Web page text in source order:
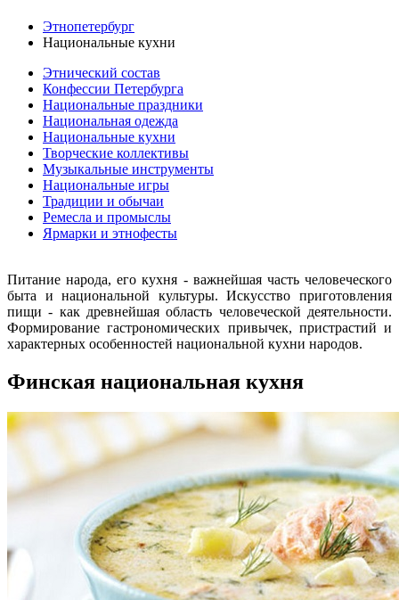
Этнопетербург
Национальные кухни
Этнический состав
Конфессии Петербурга
Национальные праздники
Национальная одежда
Национальные кухни
Творческие коллективы
Музыкальные инструменты
Национальные игры
Традиции и обычаи
Ремесла и промыслы
Ярмарки и этнофесты
Питание народа, его кухня - важнейшая часть человеческого
быта и национальной культуры. Искусство приготовления
пищи - как древнейшая область человеческой деятельности.
Формирование гастрономических привычек, пристрастий и
характерных особенностей национальной кухни народов.
Финская национальная кухня